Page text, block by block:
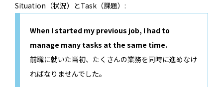
Situation（状況）とTask（課題）:
When I started my previous job, I had to
manage many tasks at the same time.
前職に就いた当初、たくさんの業務を同時に進めなけ
ればなりませんでした。